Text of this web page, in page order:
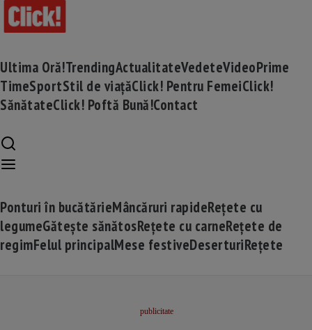
Ultima Oră!TrendingActualitateVedeteVideoPrime
TimeSportStil de viațăClick! Pentru FemeiClick!
SănătateClick! Poftă Bună!Contact
Ponturi în bucătărieMâncăruri rapideRețete cu
legumeGătește sănătosRețete cu carneRețete de
regimFelul principalMese festiveDeserturiRețete